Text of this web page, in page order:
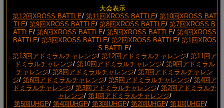
大会表示
第12回XROSS BATTLE/ 第11回XROSS BATTLE/ 第10回XROSS BAT
TLE/ 第9回XROSS BATTLE/ 第8回XROSS BATTLE/ 第7回XROSS B
ATTLE/ 第6回XROSS BATTLE/ 第5回XROSS BATTLE/ 第4回XROSS
BATTLE/ 第3回XROSS BATTLE/ 第2回XROSS BATTLE/ 第1回XROS
S BATTLE/
第13回アドミラルチャレンジ/ 第12回アドミラルチャレンジ/ 第11回ア
ドミラルチャレンジ/ 第10回アドミラルチャレンジ/ 第9回アドミラル
チャレンジ/ 第8回アドミラルチャレンジ/ 第7回アドミラルチャレン
ジ/ 第6回アドミラルチャレンジ/ 第5回アドミラルチャレンジ/ 第4回ア
ドミラルチャレンジ/ 第3回アドミラルチャレンジ/ 第2回アドミラルチ
ャレンジ/ 第1回アドミラルチャレンジ/
第5回UHGP/ 第4回UHGP/ 第3回UHGP/ 第2回UHGP/ 第1回UHGP/